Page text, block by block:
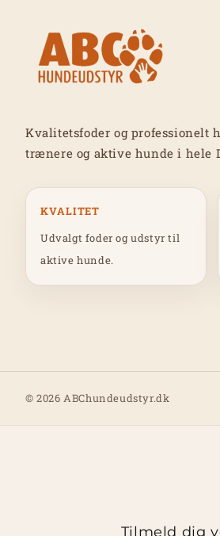
Kvalitetsfoder og professionelt
trænere og aktive hunde i hele
KVALITET
Udvalgt foder og udstyr til
aktive hunde.
© 2026 ABChundeudstyr.dk
Tilmeld dig